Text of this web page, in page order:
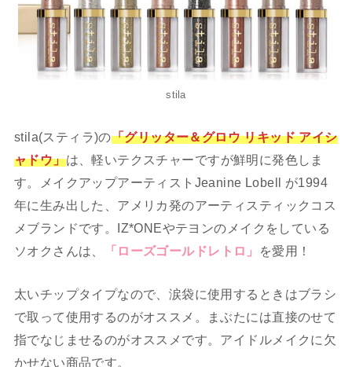
stila
stila(スティラ)の「グリッター＆グロウ リキッド アイシ
ャドウ」は、軽いテクスチャーですが鮮明に発色しま
す。メイクアップアーティストJeanine Lobell が1994
年に生み出した、アメリカ発のアーティスティックコス
メブランドです。IZ*ONEやテヨンのメイクをしている
ソオクさんは、
「ローズゴールドレトロ」 を愛用！
太いチップタイプなので、涙袋に使用するときはブラシ
で取って使用するのがオススメ。まぶたには直接のせて
指でなじませるのがオススメです。アイドルメイクに欠
かせない商品です。